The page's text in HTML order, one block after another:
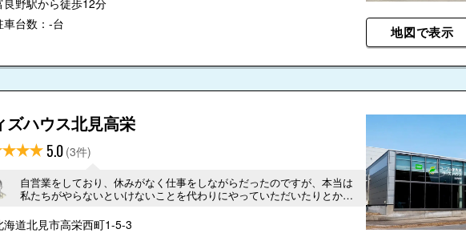
良野駅から徒歩12分
車台数：-台
地図で表示
ズハウス北見高栄
5.0 (3件)
自営業をしており、休みがなく仕事をしながらだったのですが、本当は
私たちがやらないといけないことを代わりにやっていただいたりとか、
海道北見市高栄西町1-5-3